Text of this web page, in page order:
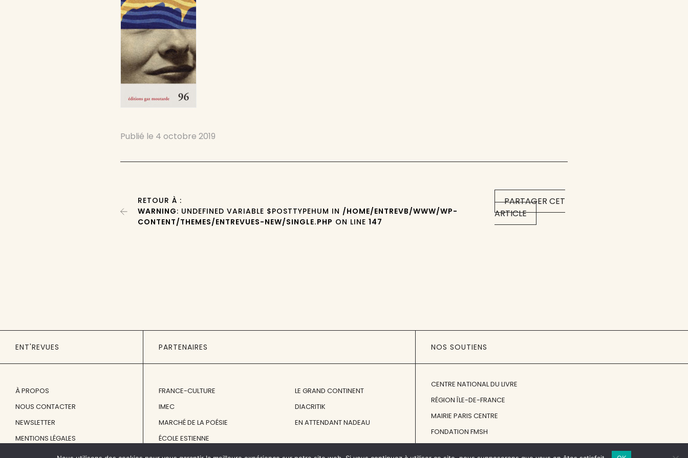
Publié le 4 octobre 2019
PARTAGER CET
ARTICLE
RETOUR À :
WARNING: UNDEFINED VARIABLE $POSTTYPEHUM IN /HOME/ENTREVB/WWW/WP-
CONTENT/THEMES/ENTREVUES-NEW/SINGLE.PHP ON LINE147
ENT'REVUES
À PROPOS
NOUS CONTACTER
NEWSLETTER
MENTIONS LÉGALES
PARTENAIRES
FRANCE-CULTURE
IMEC
MARCHÉ DE LA POÉSIE
ÉCOLE ESTIENNE
LE GRAND CONTINENT
DIACRITIK
EN ATTENDANT NADEAU
NOS SOUTIENS
CENTRE NATIONAL DU LIVRE
RÉGION ÎLE-DE-FRANCE
MAIRIE PARIS CENTRE
FONDATION FMSH